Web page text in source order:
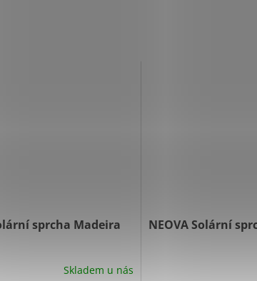
sprcha Madeira
Skladem u nás
NEOVA Solární